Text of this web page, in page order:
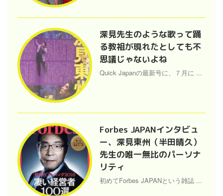
深見先生のような歌って踊
る教祖が現れたとしても不
思議じゃないよね
Quick Japanの最新号に、７月に ...
Forbes JAPANインタビュ
ー、深見東州（半田晴久）
先生の唯一無比のパーソナ
リティ
初めてForbes JAPANという雑誌 ...